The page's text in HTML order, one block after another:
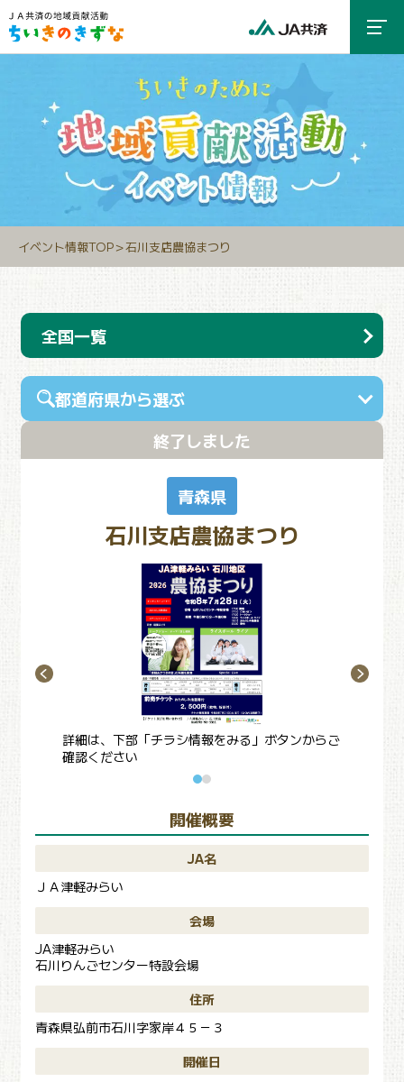
イベント情報TOP＞石川支店農協まつり
全国一覧
都道府県から選ぶ
終了しました
青森県
石川支店農協まつり
詳細は、下部「チラシ情報をみる」ボタンからご
確認ください
開催概要
JA名
ＪＡ津軽みらい
会場
JA津軽みらい
石川りんごセンター特設会場
住所
青森県弘前市石川字家岸４５－３
開催日